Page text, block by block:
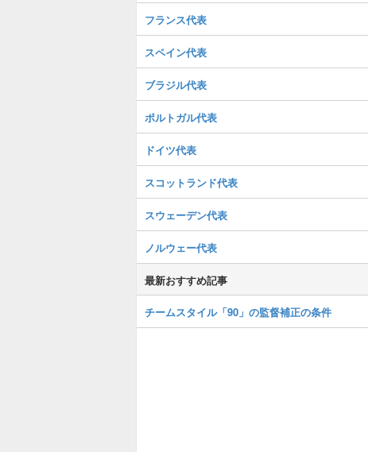
フランス代表
スペイン代表
ブラジル代表
ポルトガル代表
ドイツ代表
スコットランド代表
スウェーデン代表
ノルウェー代表
最新おすすめ記事
チームスタイル「90」の監督補正の条件